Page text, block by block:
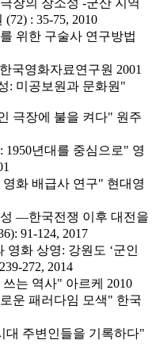
장의 장소성 -군산 지역
: 35-75, 2010
위한 구술사 연구방법
국영화자료연구원 2001
: 미공보원과 문화원"
극장에 불을 켜다" 원주
1950년대를 중심으로" 영
화 배급사 연구" 현대영
―한국전쟁 이후 대전을
91-124, 2017
영화 상영: 강원도 ‘군인
272, 2014
는 역사" 아르케 2010
운 패러다임 모색" 한국
대 주변인들을 기록하다"